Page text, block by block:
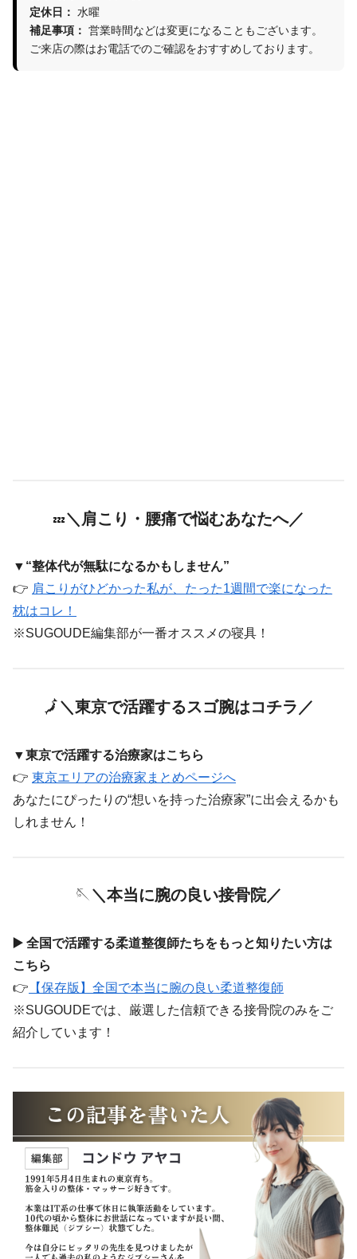
定休日： 水曜
補足事項： 営業時間などは変更になることもございます。
ご来店の際はお電話でのご確認をおすすめしております。
💤＼肩こり・腰痛で悩むあなたへ／
▼“整体代が無駄になるかもしません”
👉 肩こりがひどかった私が、たった1週間で楽になった
枕はコレ！
※SUGOUDE編集部が一番オススメの寝具！
🗾＼東京で活躍するスゴ腕はコチラ／
▼東京で活躍する治療家はこちら
👉 東京エリアの治療家まとめページへ
あなたにぴったりの“想いを持った治療家”に出会えるかも
しれません！
🪡 ＼本当に腕の良い接骨院／
▶️ 全国で活躍する柔道整復師たちをもっと知りたい方は
こちら
👉 【保存版】全国で本当に腕の良い柔道整復師
※SUGOUDEでは、厳選した信頼できる接骨院のみをご
紹介しています！